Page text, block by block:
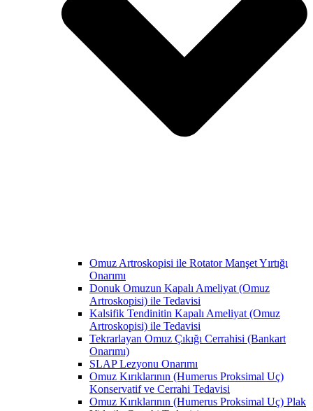
Omuz Artroskopisi ile Rotator Manşet Yırtığı
Onarımı
Donuk Omuzun Kapalı Ameliyat (Omuz
Artroskopisi) ile Tedavisi
Kalsifik Tendinitin Kapalı Ameliyat (Omuz
Artroskopisi) ile Tedavisi
Tekrarlayan Omuz Çıkığı Cerrahisi (Bankart
Onarımı)
SLAP Lezyonu Onarımı
Omuz Kırıklarının (Humerus Proksimal Uç)
Konservatif ve Cerrahi Tedavisi
Omuz Kırıklarının (Humerus Proksimal Uç) Plak